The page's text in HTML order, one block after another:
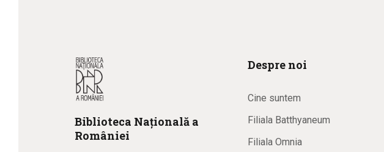
Biblioteca Națională a
României
Despre noi
Cine suntem
Filiala Batthyaneum
Filiala Omnia